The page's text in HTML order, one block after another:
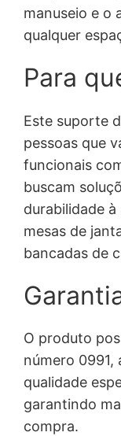
manuseio e o
qualquer
Para
Este suporte
pessoas que
funcionais
buscam
durabilidade
mesas de
bancadas de
O produto
número 0991,
qualidade
garantindo
compra.